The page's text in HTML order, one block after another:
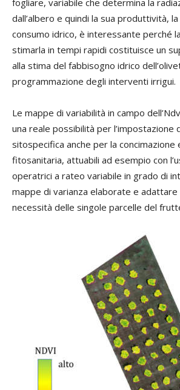
dall’albero e quindi la sua produttività,
consumo idrico, è interessante perché
stimarla in tempi rapidi costituisce un
alla stima del fabbisogno idrico
programmazione degli interventi irrigui.
Le mappe di variabilità in campo
una reale possibilità per l’impostazione
sitospecifica anche per la concimazione
fitosanitaria, attuabili ad esempio con
operatrici a rateo variabile in grado di
mappe di varianza elaborate e adattare
necessità delle singole parcelle del